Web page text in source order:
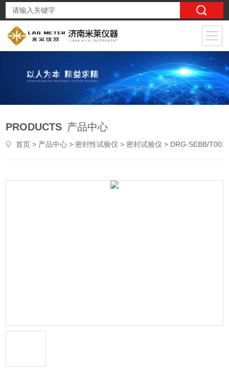
PRODUCTS 产品中心
首页 > 产品中心 > 密封性试验仪 > 密封试验仪 > DRG-SEBB/T0019包装容器方罐扁圆罐液压泄漏试验仪